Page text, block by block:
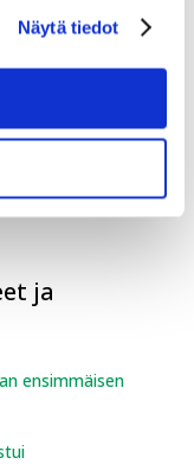
Näytä tiedot
–
ja
ensimmäisen